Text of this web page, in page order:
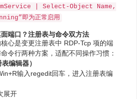
| Select-Object Name,
即为正常启用
端口？注册表与命令双方法
心是变更注册表中 RDP-Tcp 项的端
令行两种方案，适配不同操作习惯：
编辑器）
输入regedit回车，进入注册表编
展开